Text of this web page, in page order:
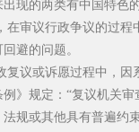
出现的两类有中国特色
审议行政争议的过程
避的问题。
议或诉愿过程中，因
例》规定：“复议机关
法规或其他具有普遍约